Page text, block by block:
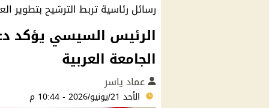
رسائل رئاسية تربط الترشيح بتطوير
الرئيس السيسي يؤكد
الجامعة العربية
عماد ياسر
الأحد 21/يونيو/2026 - 10:44 م